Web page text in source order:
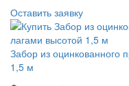
Оставить заявку
Забор из оцинкованного
1,5 м